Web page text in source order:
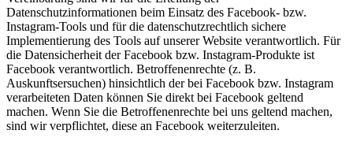
Datenschutzinformationen beim Einsatz des Facebook- bzw.
Instagram-Tools und für die datenschutzrechtlich sichere
Implementierung des Tools auf unserer Website verantwortlich. Für
die Datensicherheit der Facebook bzw. Instagram-Produkte ist
Facebook verantwortlich. Betroffenenrechte (z. B.
Auskunftsersuchen) hinsichtlich der bei Facebook bzw. Instagram
verarbeiteten Daten können Sie direkt bei Facebook geltend
machen. Wenn Sie die Betroffenenrechte bei uns geltend machen,
sind wir verpflichtet, diese an Facebook weiterzuleiten.